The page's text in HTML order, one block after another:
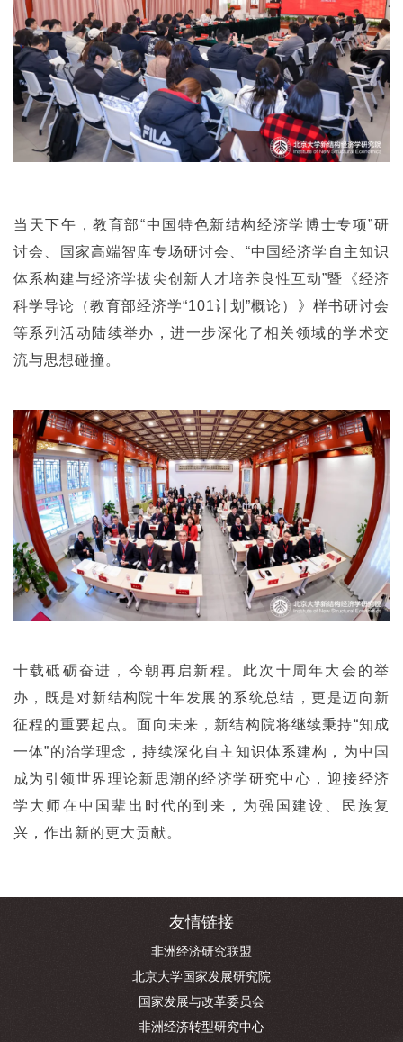
当天下午，教育部“中国特色新结构经济学博士专项”研
讨会、国家高端智库专场研讨会、“中国经济学自主知识
体系构建与经济学拔尖创新人才培养良性互动”暨《经济
科学导论（教育部经济学“101计划”概论）》样书研讨会
等系列活动陆续举办，进一步深化了相关领域的学术交
流与思想碰撞。
十载砥砺奋进，今朝再启新程。此次十周年大会的举
办，既是对新结构院十年发展的系统总结，更是迈向新
征程的重要起点。面向未来，新结构院将继续秉持“知成
一体”的治学理念，持续深化自主知识体系建构，为中国
成为引领世界理论新思潮的经济学研究中心，迎接经济
学大师在中国辈出时代的到来，为强国建设、民族复
兴，作出新的更大贡献。
友情链接
非洲经济研究联盟
北京大学国家发展研究院
国家发展与改革委员会
非洲经济转型研究中心